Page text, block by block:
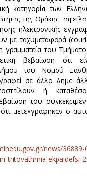
κατηγορία των
της Θράκης,
ηλεκτρονικής
με ταχυμεταφορά
του
βεβαίωση ότι
του Νομού
σε άλλο Δήμο
ή
του
μετεγγράφηκαν σ΄
news/36889-
tritovathmia-ekpaidefsi-2